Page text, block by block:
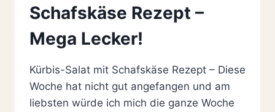
Schafskäse Rezept –
Mega Lecker!
Kürbis-Salat mit Schafskäse Rezept – Diese
Woche hat nicht gut angefangen und am
liebsten würde ich mich die ganze Woche